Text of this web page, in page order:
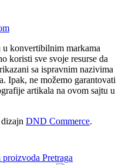
u konvertibilnim markama
koristi sve svoje resurse da
sa ispravnim nazivima
Ipak, ne možemo garantovati
artikala na ovom sajtu u
DND Commerce.
Pretraga